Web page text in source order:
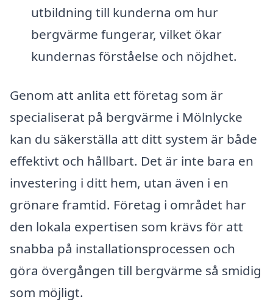
utbildning till kunderna om hur
bergvärme fungerar, vilket ökar
kundernas förståelse och nöjdhet.
Genom att anlita ett företag som är
specialiserat på bergvärme i Mölnlycke
kan du säkerställa att ditt system är både
effektivt och hållbart. Det är inte bara en
investering i ditt hem, utan även i en
grönare framtid. Företag i området har
den lokala expertisen som krävs för att
snabba på installationsprocessen och
göra övergången till bergvärme så smidig
som möjligt.